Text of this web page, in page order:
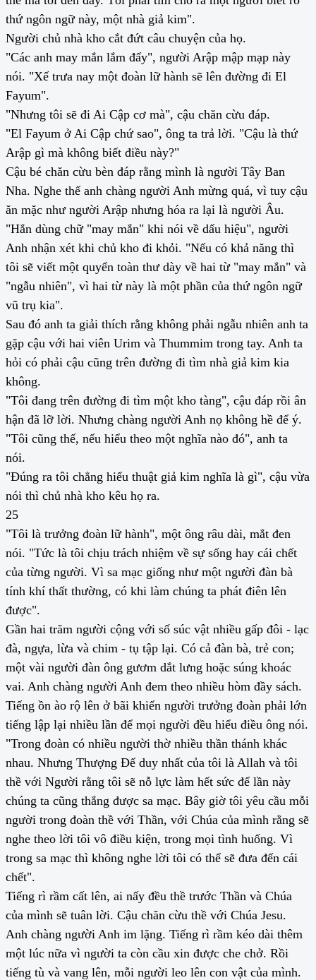
thứ ngôn ngữ này, một nhà giả kim".
Người chủ nhà kho cắt đứt câu chuyện của họ.
"Các anh may mắn lắm đấy", người Arập mập mạp này
nói. "Xế trưa nay một đoàn lữ hành sẽ lên đường đi El
Fayum".
"Nhưng tôi sẽ đi Ai Cập cơ mà", cậu chăn cừu đáp.
"El Fayum ở Ai Cập chứ sao", ông ta trả lời. "Cậu là thứ
Arập gì mà không biết điều này?"
Cậu bé chăn cừu bèn đáp rằng mình là người Tây Ban
Nha. Nghe thế anh chàng người Anh mừng quá, vì tuy cậu
ăn mặc như người Arập nhưng hóa ra lại là người Âu.
"Hắn dùng chữ "may mắn" khi nói về dấu hiệu", người
Anh nhận xét khi chủ kho đi khỏi. "Nếu có khả năng thì
tôi sẽ viết một quyển toàn thư dày về hai từ "may mắn" và
"ngẫu nhiên", vì hai từ này là một phần của thứ ngôn ngữ
vũ trụ kia".
Sau đó anh ta giải thích rằng không phải ngẫu nhiên anh ta
gặp cậu với hai viên Urim và Thummim trong tay. Anh ta
hỏi có phải cậu cũng trên đường đi tìm nhà giả kim kia
không.
"Tôi đang trên đường đi tìm một kho tàng", cậu đáp rồi ân
hận đã lỡ lời. Nhưng chàng người Anh nọ không hề để ý.
"Tôi cũng thế, nếu hiểu theo một nghĩa nào đó", anh ta
nói.
"Đúng ra tôi chẳng hiểu thuật giả kim nghĩa là gì", cậu vừa
nói thì chủ nhà kho kêu họ ra.
25
"Tôi là trưởng đoàn lữ hành", một ông râu dài, mắt đen
nói. "Tức là tôi chịu trách nhiệm về sự sống hay cái chết
của từng người. Vì sa mạc giống như một người đàn bà
tính khí thất thường, có khi làm chúng ta phát điên lên
được".
Gần hai trăm người cộng với số súc vật nhiều gấp đôi - lạc
đà, ngựa, lừa và chim - tụ tập lại. Có cả đàn bà, trẻ con;
một vài người đàn ông gươm dắt lưng hoặc súng khoác
vai. Anh chàng người Anh đem theo nhiều hòm đầy sách.
Tiếng ồn ào rộ lên ở bãi khiến người trưởng đoàn phải lớn
tiếng lập lại nhiều lần để mọi người đều hiểu điều ông nói.
"Trong đoàn có nhiều người thờ nhiều thần thánh khác
nhau. Nhưng Thượng Đế duy nhất của tôi là Allah và tôi
thề với Người rằng tôi sẽ nỗ lực làm hết sức để lần này
chúng ta cũng thắng được sa mạc. Bây giờ tôi yêu cầu mỗi
người trong đoàn thề với Thần, với Chúa của mình rằng sẽ
nghe theo lời tôi vô điều kiện, trong mọi tình huống. Vì
trong sa mạc thì không nghe lời tôi có thể sẽ đưa đến cái
chết".
Tiếng rì rầm cất lên, ai nấy đều thề trước Thần và Chúa
của mình sẽ tuân lời. Cậu chăn cừu thề với Chúa Jesu.
Anh chàng người Anh im lặng. Tiếng rì rầm kéo dài thêm
một lúc nữa vì người ta còn cầu xin được che chở. Rồi
tiếng tù và vang lên, mỗi người leo lên con vật của mình.